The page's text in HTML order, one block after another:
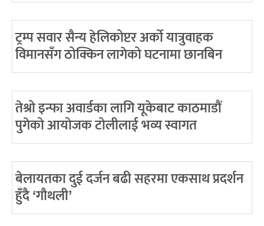
ट्रम्प सवार सैन्य हेलिकोप्टर अर्को यात्रुवाहक
विमानसँग ठोक्किन लागेको घटनामा छानबिन
तेश्रो इन्फा अवार्डका लागि यूकेबाट काठमाडौं
पुगेको आयोजक टोलीलाई भव्य स्वागत
बेलायतका दुई दर्जन बढी सहरमा एकसाथ प्रदर्शन
हुँदै ‘गौथली’